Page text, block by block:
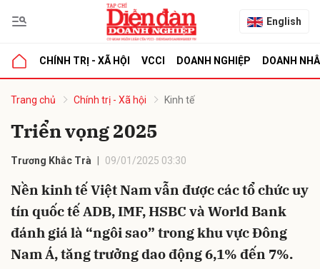
English
CHÍNH TRỊ - XÃ HỘI VCCI DOANH NGHIỆP DOANH
Trang chủ Chính trị - Xã hội Kinh tế
Triển vọng 2025
Trương Khắc Trà 09/01/2025 03:30
Nền kinh tế Việt Nam vẫn được các tổ chức uy
tín quốc tế ADB, IMF, HSBC và World Bank
đánh giá là “ngôi sao” trong khu vực Đông
Nam Á, tăng trưởng dao động 6,1% đến 7%.
luận
Hủy